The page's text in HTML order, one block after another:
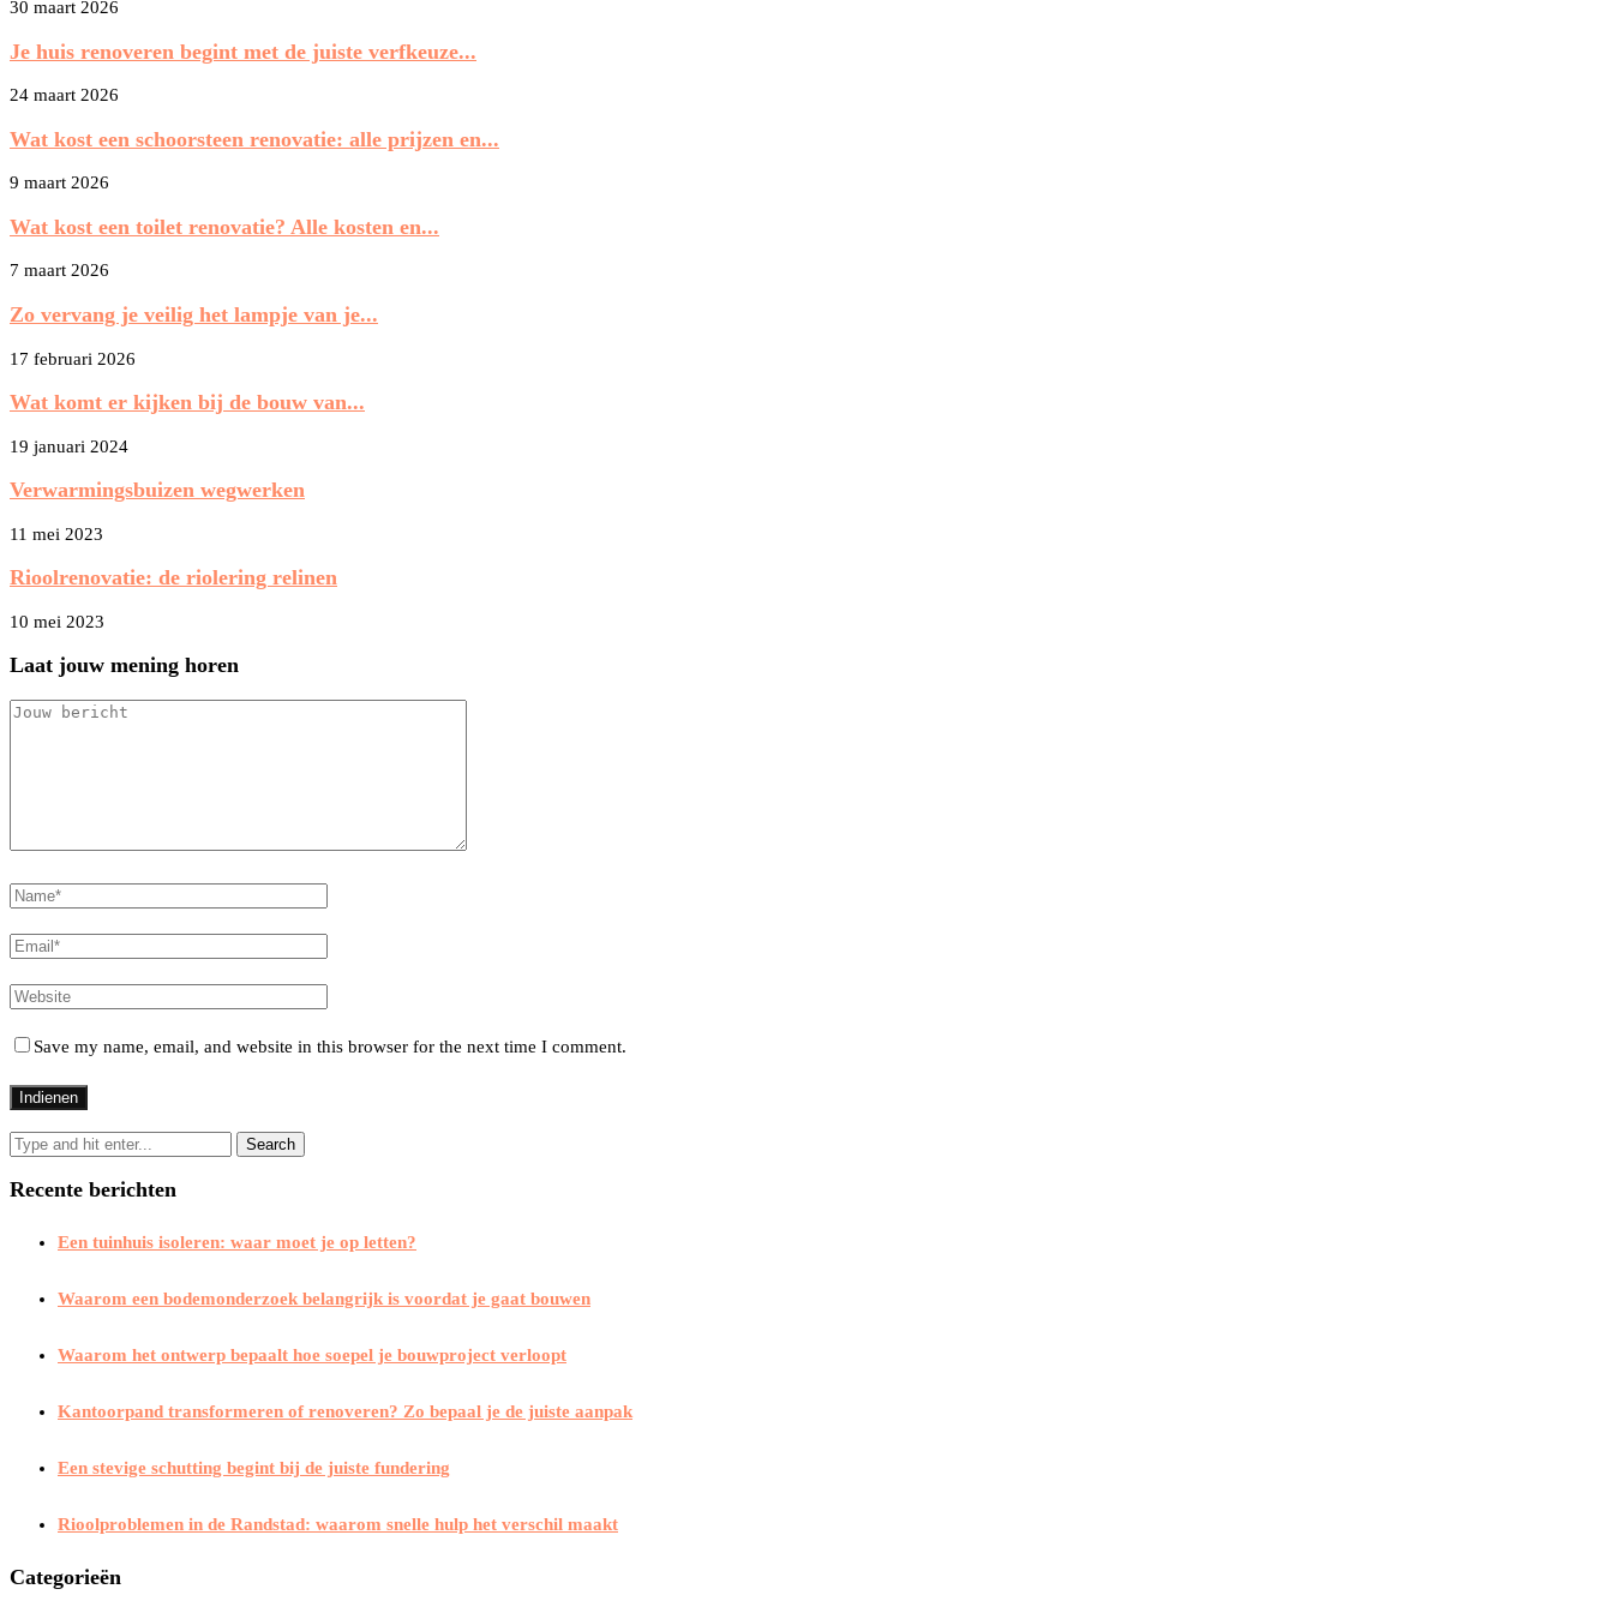
30 maart 2026
Je huis renoveren begint met de juiste verfkeuze...
24 maart 2026
Wat kost een schoorsteen renovatie: alle prijzen en...
9 maart 2026
Wat kost een toilet renovatie? Alle kosten en...
7 maart 2026
Zo vervang je veilig het lampje van je...
17 februari 2026
Wat komt er kijken bij de bouw van...
19 januari 2024
Verwarmingsbuizen wegwerken
11 mei 2023
Rioolrenovatie: de riolering relinen
10 mei 2023
Laat jouw mening horen
Save my name, email, and website in this browser for the next time I comment.
Recente berichten
Een tuinhuis isoleren: waar moet je op letten?
Waarom een bodemonderzoek belangrijk is voordat je gaat bouwen
Waarom het ontwerp bepaalt hoe soepel je bouwproject verloopt
Kantoorpand transformeren of renoveren? Zo bepaal je de juiste aanpak
Een stevige schutting begint bij de juiste fundering
Rioolproblemen in de Randstad: waarom snelle hulp het verschil maakt
Categorieën